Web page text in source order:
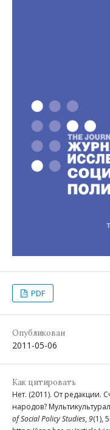
PDF
Опубликован
2011-05-06
Как цитировать
Нет. (2011). От редакции.
народов?
of Social Policy Studies, 9(1),